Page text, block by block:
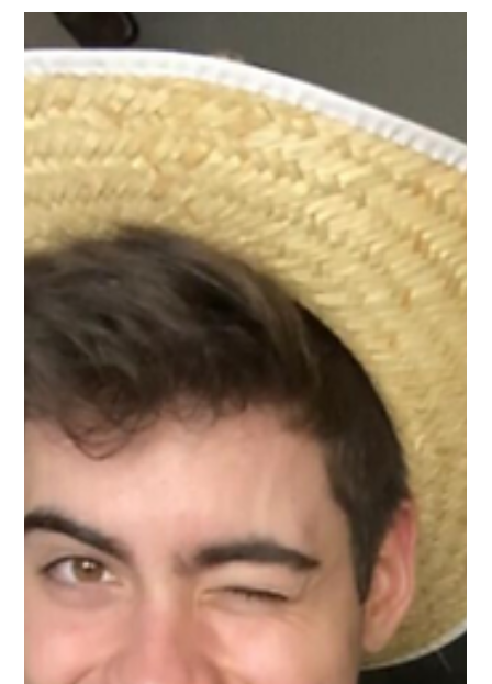
seu poder de engajamento
O carisma de Juju Franco começou a brilhar na internet aos
nove anos e, hoje, com 15, é considerada um fenômeno de
engajamento e uma das...